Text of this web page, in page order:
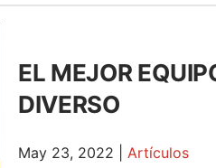
EL MEJOR
DIVERSO
May 23, 2022 Artículos